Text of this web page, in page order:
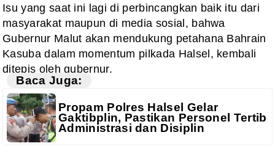
Isu yang saat ini lagi di perbincangkan baik itu dari
masyarakat maupun di media sosial, bahwa
Gubernur Malut akan mendukung petahana Bahrain
Kasuba dalam momentum pilkada Halsel, kembali
ditepis oleh gubernur.
Baca Juga:
Propam Polres Halsel Gelar
Gaktibplin, Pastikan Personel Tertib
Administrasi dan Disiplin